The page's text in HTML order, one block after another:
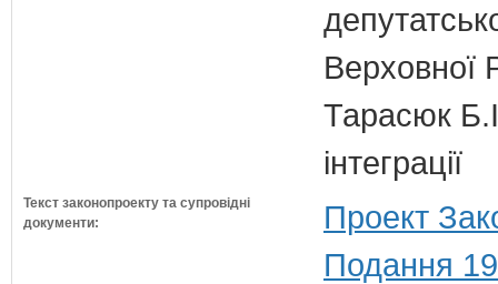
Верховної
Тарасюк
інтеграції
Текст законопроекту та супровідні
документи:
Проект
Подання